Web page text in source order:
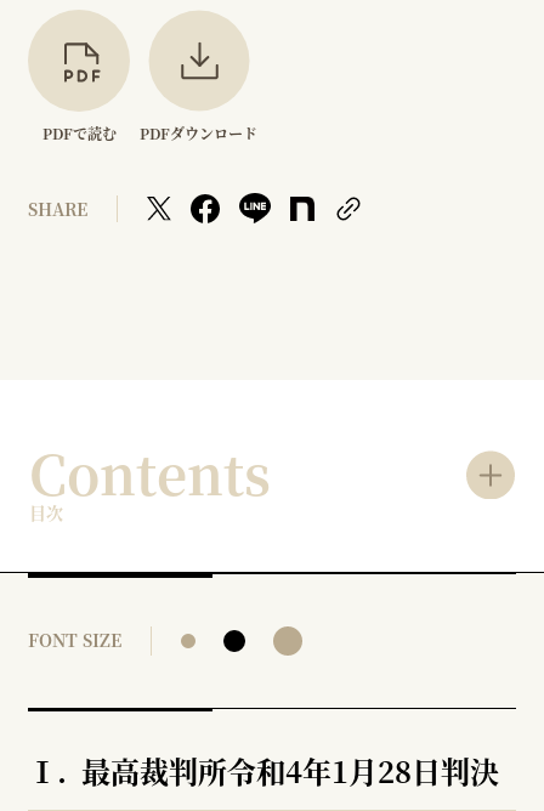
PDFで読む PDFダウンロード
SHARE
Contents
目次
FONT SIZE
Ⅰ. 最高裁判所令和4年1月28日判決